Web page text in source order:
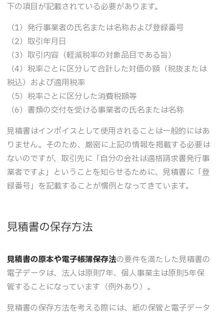
下の項目が記載されている必要があります。
（1）発行事業者の氏名または名称および登録番号
（2）取引年月日
（3）取引内容（軽減税率の対象品目である旨）
（4）税率ごとに区分して合計した対価の額（税抜または
税込）および適用税率
（5）税率ごとに区分した消費税額等
（6）書類の交付を受ける事業者の氏名または名称
見積書はインボイスとして使用されることは一般的にはあ
りません。そのため、厳密に上記の情報を掲載する必要は
ないのですが、取引先に「自分の会社は適格請求書発行事
業者ですよ」ということを知らせるために、見積書に「登
録番号」を記載することが慣例となってきています。
見積書の保存方法
見積書の原本や電子帳簿保存法の要件を満たした見積書の
電子データは、法人は原則7年、個人事業主は原則5年保
管することになっています（例外あり）。
見積書の保存方法を考える際には、紙の保管と電子データ